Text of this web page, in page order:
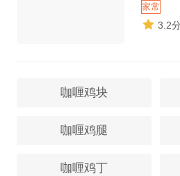
家常
3.2分
咖喱鸡块
咖喱鸡腿
咖喱鸡丁